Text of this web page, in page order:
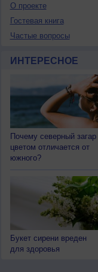
О проекте
Гостевая книга
Частые вопросы
ИНТЕРЕСНОЕ
Почему северный загар
цветом отличается от
южного?
Букет сирени вреден
для здоровья